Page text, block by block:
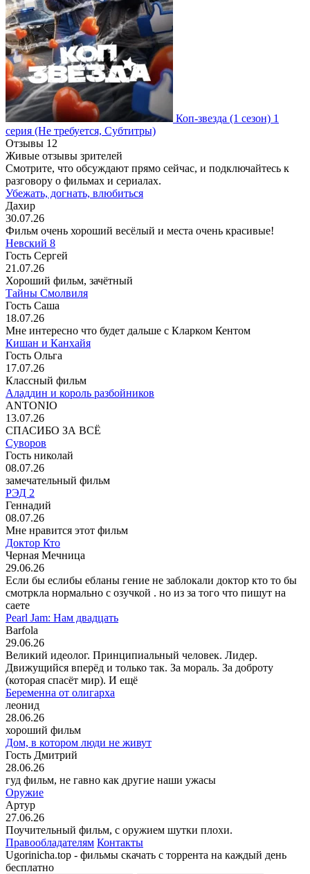
Коп-звезда (1 сезон) 1
серия (Не требуется, Субтитры)
Отзывы 12
Живые отзывы зрителей
Смотрите, что обсуждают прямо сейчас, и подключайтесь к
разговору о фильмах и сериалах.
Убежать, догнать, влюбиться
Дахир
30.07.26
Фильм очень хороший весёлый и места очень красивые!
Невский 8
Гость Сергей
21.07.26
Хороший фильм, зачётный
Тайны Смолвиля
Гость Саша
18.07.26
Мне интересно что будет дальше с Кларком Кентом
Кишан и Канхайя
Гость Ольга
17.07.26
Классный фильм
Аладдин и король разбойников
ANTONIO
13.07.26
СПАСИБО ЗА ВСЁ
Суворов
Гость николай
08.07.26
замечательный фильм
РЭД 2
Геннадий
08.07.26
Мне нравится этот фильм
Доктор Кто
Черная Мечница
29.06.26
Если бы еслибы ебланы гение не заблокали доктор кто то бы
смотркла нормально с озучкой . но из за того что пишут на
саете
Pearl Jam: Нам двадцать
Barfola
29.06.26
Великий идеолог. Принципиальный человек. Лидер.
Движущийся вперёд и только так. За мораль. За доброту
(которая спасёт мир). И ещё
Беременна от олигарха
леонид
28.06.26
хороший фильм
Дом, в котором люди не живут
Гость Дмитрий
28.06.26
гуд фильм, не гавно как другие наши ужасы
Оружие
Артур
27.06.26
Поучительный фильм, с оружием шутки плохи.
Правообладателям Контакты
Ugorinicha.top - фильмы скачать с торрента на каждый день
бесплатно